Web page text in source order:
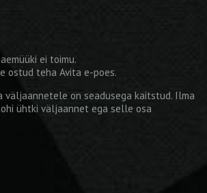
ei toimu.
ostud teha Avita e-poes.
väljaannetele on seadusega kaitstud. Ilma
ühtki väljaannet ega selle osa